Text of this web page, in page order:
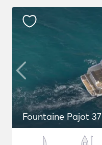
Fountaine Pajot 37